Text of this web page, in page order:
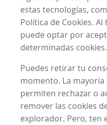
estas tecnologías,
Política de Cookies. Al
puede optar por
determinadas cookies.
Puedes retirar tu
momento. La
permiten rechazar o
remover las cookies
explorador. Pero, ten